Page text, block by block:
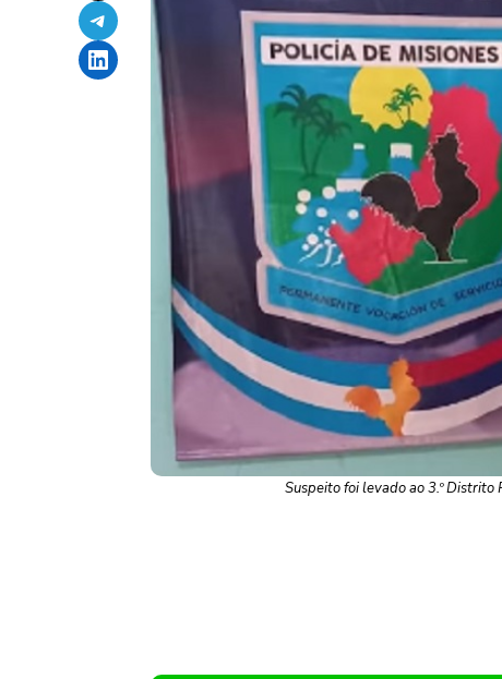
Share on Telegram
Share on LinkedIn
Suspeito foi levado ao 3.º Distrito